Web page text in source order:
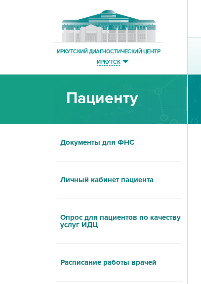
ИРКУТСКИЙ ДИАГНОСТИЧЕСКИЙ ЦЕНТР
ИРКУТСК
Пациенту
Документы для ФНС
Личный кабинет пациента
Опрос для пациентов по качеству
услуг ИДЦ
Расписание работы врачей